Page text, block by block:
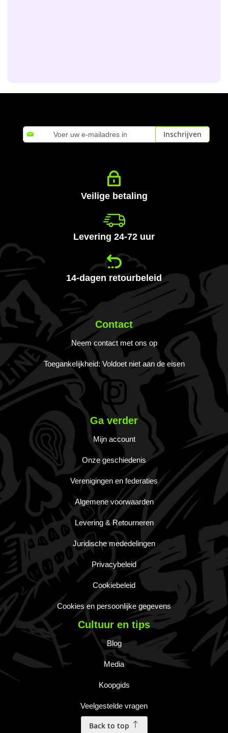
Abonneer
u
Inschrijven
Veilige betaling
Levering 24-72 uur
14-dagen retourbeleid
Contact
Neem contact met ons op
Toegankelijkheid: Voldoet niet aan de eisen
Ga verder
Mijn account
Onze geschiedenis
Verenigingen en federaties
Algemene voorwaarden
Levering & Retourneren
Juridische mededelingen
Privacybeleid
Cookiebeleid
Cookies en persoonlijke gegevens
Cultuur en tips
Blog
Media
Koopgids
Veelgestelde vragen
Back to top